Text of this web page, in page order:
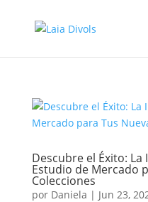
Descubre el Éxito:
Estudio de Mercado
Colecciones
por Daniela | Jun 23,